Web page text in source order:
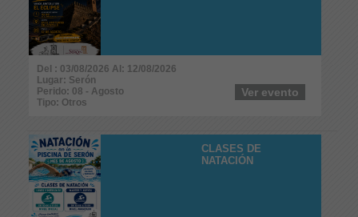
Del : 03/08/2026 Al: 12/08/2026
Lugar: Serón
Perido: 08 - Agosto
Tipo: Otros
Ver evento
CLASES DE
NATACIÓN